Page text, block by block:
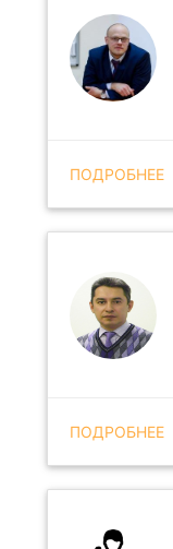
ПОДРОБНЕЕ
ПОДРОБНЕЕ